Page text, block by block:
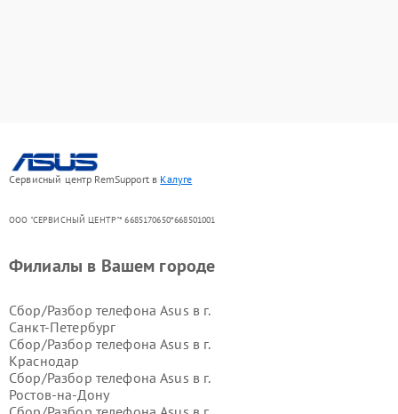
Сервисный центр RemSupport в Калуге
ООО "СЕРВИСНЫЙ ЦЕНТР"* 6685170650*668501001
Филиалы в Вашем городе
Сбор/Разбор телефона Asus в г.
Санкт-Петербург
Сбор/Разбор телефона Asus в г.
Краснодар
Сбор/Разбор телефона Asus в г.
Ростов-на-Дону